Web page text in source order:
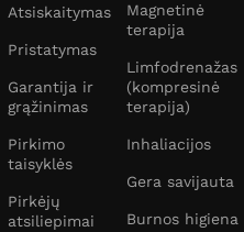
Atsiskaitymas
Pristatymas
Garantija ir
grąžinimas
Pirkimo
taisyklės
Pirkėjų
atsiliepimai
Magnetinė
terapija
Limfodrenažas
(kompresinė
terapija)
Inhaliacijos
Gera savijauta
Burnos higiena